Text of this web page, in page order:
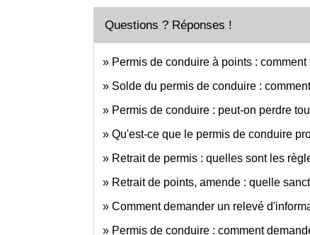
Questions ? Réponses !
Permis de conduire à points :
Solde du permis de conduire :
Permis de conduire : peut-on perdre
Qu'est-ce que le permis de conduire
Retrait de permis : quelles sont les
Retrait de points, amende : quelle
Comment demander un relevé
Permis de conduire : comment